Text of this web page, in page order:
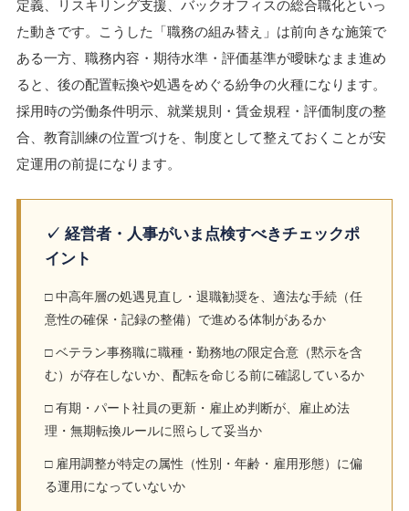
定義、リスキリング支援、バックオフィスの総合職化といっ
た動きです。こうした「職務の組み替え」は前向きな施策で
ある一方、職務内容・期待水準・評価基準が曖昧なまま進め
ると、後の配置転換や処遇をめぐる紛争の火種になります。
採用時の労働条件明示、就業規則・賃金規程・評価制度の整
合、教育訓練の位置づけを、制度として整えておくことが安
定運用の前提になります。
✓ 経営者・人事がいま点検すべきチェックポ
イント
□ 中高年層の処遇見直し・退職勧奨を、適法な手続（任
意性の確保・記録の整備）で進める体制があるか
□ ベテラン事務職に職種・勤務地の限定合意（黙示を含
む）が存在しないか、配転を命じる前に確認しているか
□ 有期・パート社員の更新・雇止め判断が、雇止め法
理・無期転換ルールに照らして妥当か
□ 雇用調整が特定の属性（性別・年齢・雇用形態）に偏
る運用になっていないか